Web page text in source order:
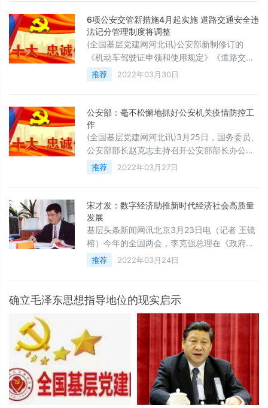
信号：“三农”工作在新征程上仍然极端重要，须臾不可放
6项公安交管新措施4月起实施 道路交通安全违
法记分管理制度将调整
(全国基层党建网河北讯)公安部新制修订的
《机动车驾驶证申领和使用规定》《道路交通
安全违法行为记分管理办法》将自2022年4月1
日起实施。6项新措施将施行，道路交通安全
基层党工委 臧广冀遵守驾驶规定守护交通安全
来源：人民日报编辑：戈丽菲、赵子龙审核：
张建林
推荐 2022年03月30日
公安部：毫不松懈地抓好公安机关疫情防控工
作
(全国基层党建网河北讯)3月25日，国务委员、
公安部部长赵克志主持召开公安部部长办公会
议，深入学习领会习近平总书记关于疫情防控
工作的重要指示精神，研究贯彻落实意见。会
示精神，增强“四个意识”、坚定“四个自信”、做
到“两个维护”，坚定信心、坚持不懈，压实责
任、真抓实干，毫不松懈地抓好公安机关疫情
防控工作，坚决维护国家政治安全和社会稳
定。会议强调，要进一步提高政
推荐 2022年03月27日
宋才发：数字经济助推新时代经济社会高质量
发展
基层头条新闻网讯北京3月23日电（记者 王镜
榕）今年的全国两会，李克强总理在《政府工
作报告》中强调要促进数字经济发展，加强数
字中国建设整体布局，促进产业数字化转型。
力，更好赋能经济发展、丰富人民生活。
中宏观察家 宋才发教授 近日，中宏观察
家、中央民族大学法学院首任院长宋才发教授
就数字经济助推经济社会高质量发展等
推荐 2022年03月24日
确立毛泽东思想指导地位的现实启示